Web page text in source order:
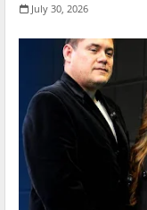
July 30, 2026